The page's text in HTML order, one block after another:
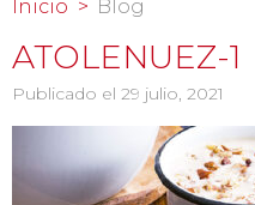
Inicio Blog
ATOLENUEZ-1
Publicado el 29 julio, 2021